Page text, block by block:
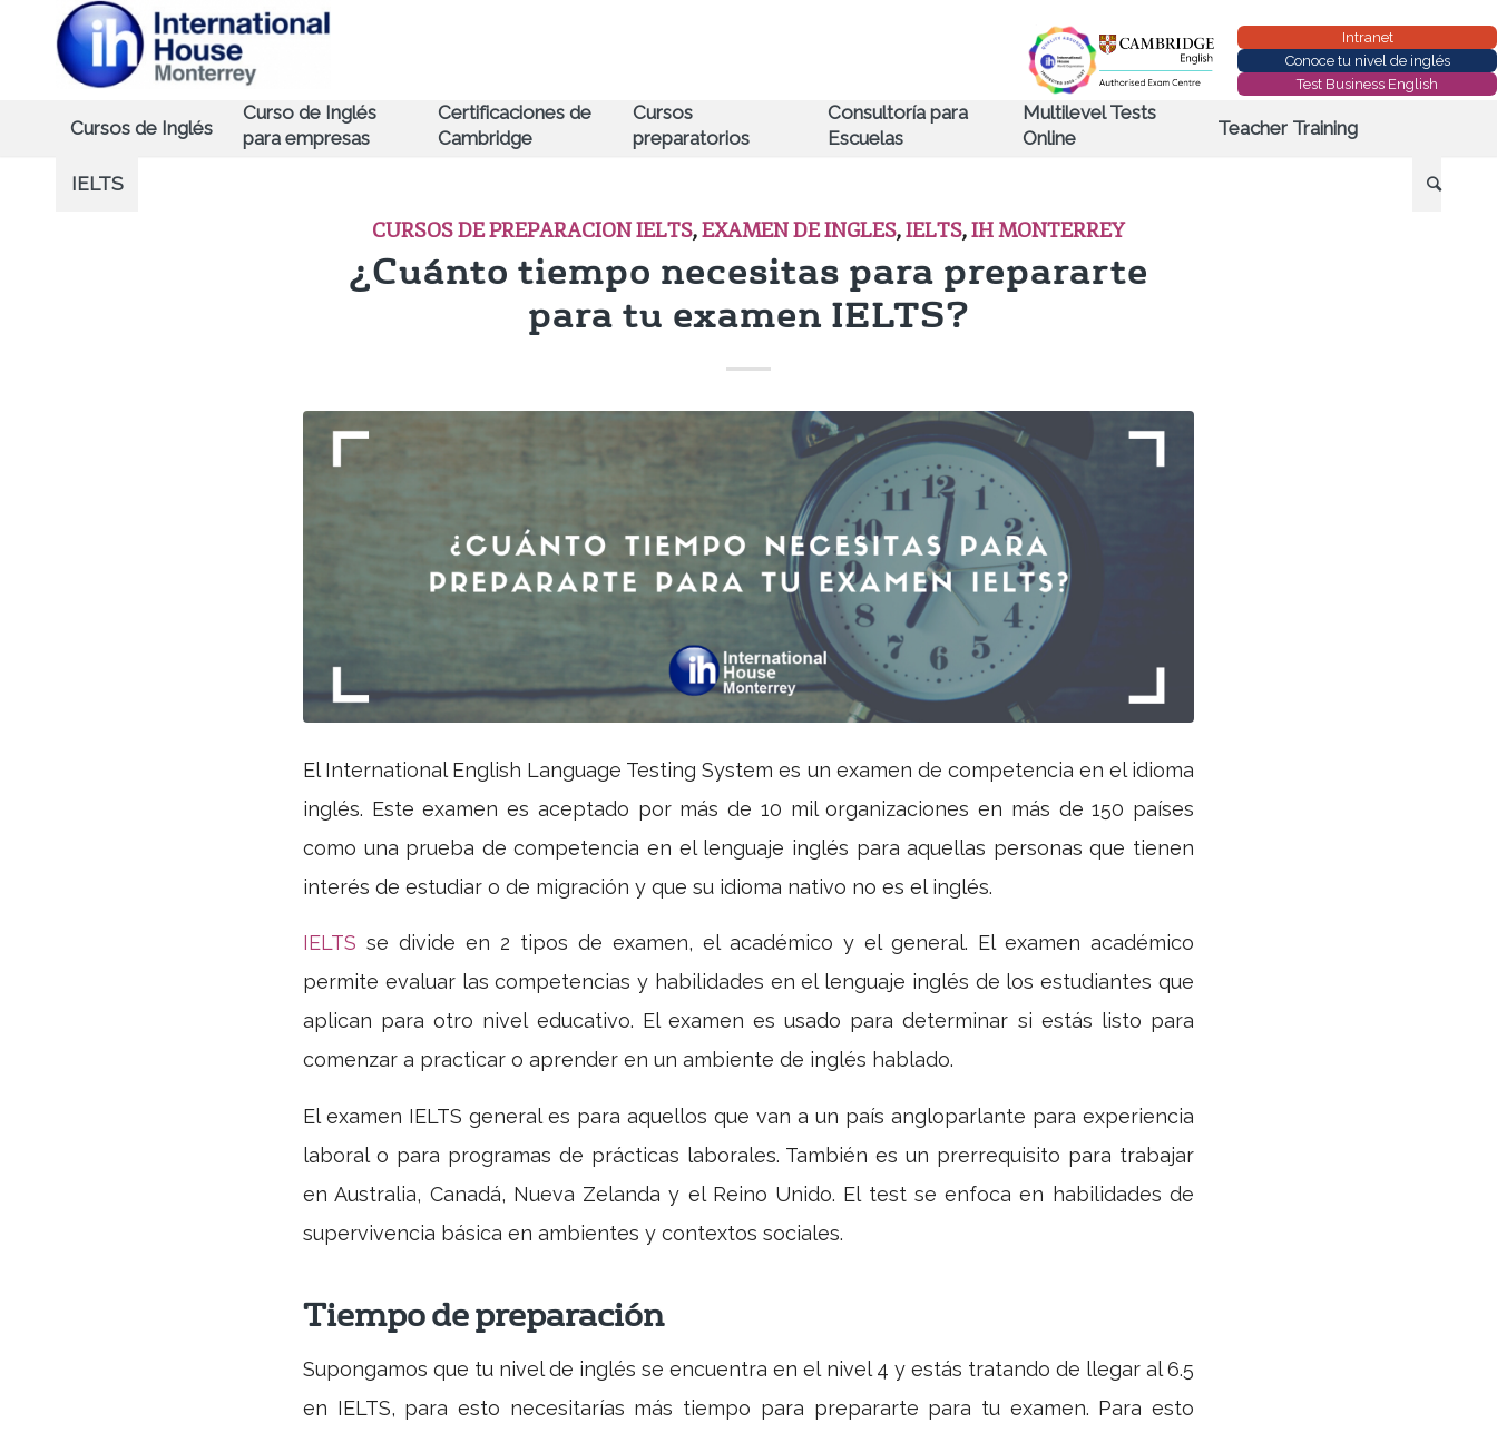
Intranet
Conoce tu nivel de inglés
Test Business English
Cursos de Inglés
Curso de Inglés
para empresas
Certificaciones de
Cambridge
Cursos
preparatorios
Consultoría para
Escuelas
Multilevel Tests
Online
Teacher Training
IELTS
CURSOS DE PREPARACION IELTS,EXAMEN DE INGLES,IELTS,IH MONTERREY
¿Cuánto tiempo necesitas para prepararte
para tu examen IELTS?
El International English Language Testing System es un examen de competencia en el idioma
inglés. Este examen es aceptado por más de 10 mil organizaciones en más de 150 países
como una prueba de competencia en el lenguaje inglés para aquellas personas que tienen
interés de estudiar o de migración y que su idioma nativo no es el inglés.
IELTS se divide en 2 tipos de examen, el académico y el general. El examen académico
permite evaluar las competencias y habilidades en el lenguaje inglés de los estudiantes que
aplican para otro nivel educativo. El examen es usado para determinar si estás listo para
comenzar a practicar o aprender en un ambiente de inglés hablado.
El examen IELTS general es para aquellos que van a un país angloparlante para experiencia
laboral o para programas de prácticas laborales. También es un prerrequisito para trabajar
en Australia, Canadá, Nueva Zelanda y el Reino Unido. El test se enfoca en habilidades de
supervivencia básica en ambientes y contextos sociales.
Tiempo de preparación
Supongamos que tu nivel de inglés se encuentra en el nivel 4 y estás tratando de llegar al 6.5
en IELTS, para esto necesitarías más tiempo para prepararte para tu examen. Para esto